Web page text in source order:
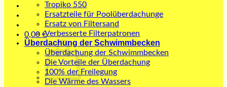
0,00 €
Tropiko 550
Ersatzteile für Poolüberdachunge
Ersatz von Filtersand
Verbesserte Filterpatronen
Überdachung der Schwimmbecken
Überdachung der Schwimmbecken
Die Vorteile der Überdachung
100% der Freilegung
Die Wärme des Wassers